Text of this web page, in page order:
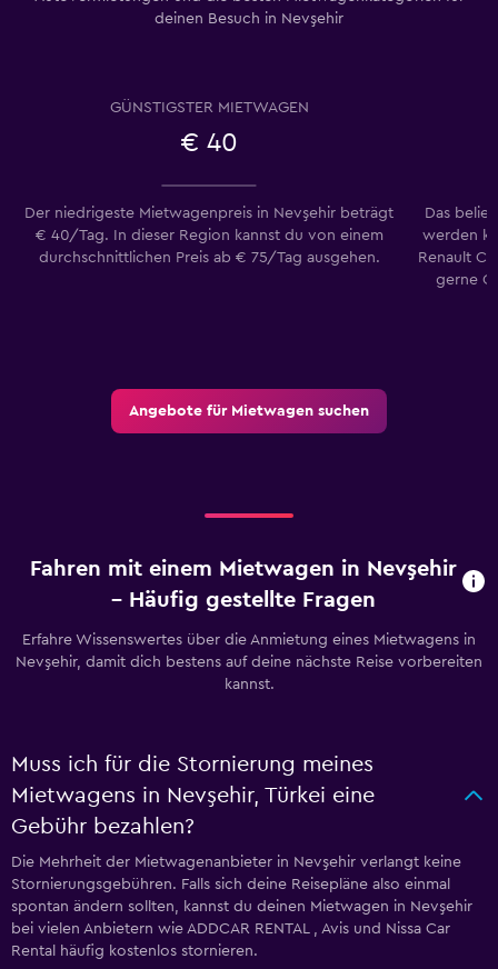
deinen Besuch in Nevşehir
GÜNSTIGSTER MIETWAGEN
€ 40
Der niedrigeste Mietwagenpreis in Nevşehir beträgt
€ 40/Tag. In dieser Region kannst du von einem
durchschnittlichen Preis ab € 75/Tag ausgehen.
Das
werden
Renault
gerne
Angebote für Mietwagen suchen
Fahren mit einem Mietwagen in Nevşehir
– Häufig gestellte Fragen
Erfahre Wissenswertes über die Anmietung eines Mietwagens in
Nevşehir, damit dich bestens auf deine nächste Reise vorbereiten
kannst.
Muss ich für die Stornierung meines
Mietwagens in Nevşehir, Türkei eine
Gebühr bezahlen?
Die Mehrheit der Mietwagenanbieter in Nevşehir verlangt keine
Stornierungsgebühren. Falls sich deine Reisepläne also einmal
spontan ändern sollten, kannst du deinen Mietwagen in Nevşehir
bei vielen Anbietern wie ADDCAR RENTAL , Avis und Nissa Car
Rental häufig kostenlos stornieren.